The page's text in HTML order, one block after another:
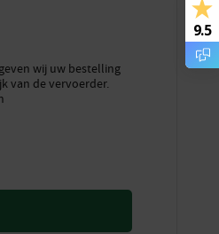
wij uw bestelling
van de vervoerder.
9.5